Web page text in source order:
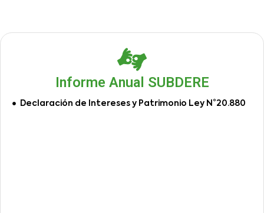
Informe Anual SUBDERE
Declaración de Intereses y Patrimonio Ley N°20.880